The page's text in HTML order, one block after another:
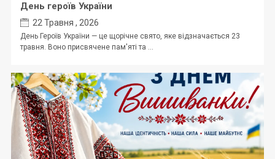
День героїв України
22 Травня , 2026
День Героїв України — це щорічне свято, яке відзначається 23
травня. Воно присвячене пам'яті та ...